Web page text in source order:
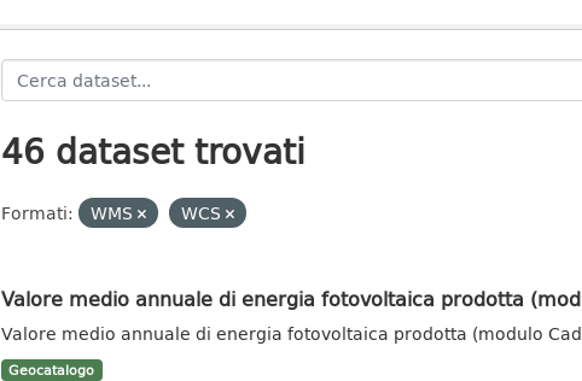
46 dataset trovati
Formati: WMS WCS
Valore medio annuale di energia fotovoltaica prodotta
Valore medio annuale di energia fotovoltaica prodotta (modulo
Geocatalogo